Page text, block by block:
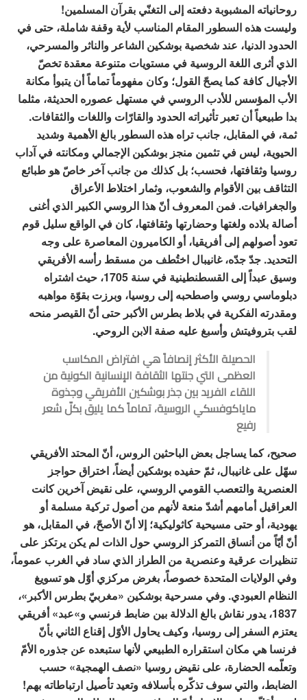
روحانياته المشبوبة دفعته إلى التغنّي بقرآن المسلمين!
وليست هذه السطور المقام المناسب لأية وقفة شاملة، حتى في
الحدود الدنيا، عند شخصية بوشكين الشاعر والناثر والمسرحي،
الذي أثرى اللغة الروسية في مستويات متنوعة معقدة تخصّ
الأجيال كافة كما يصحّ القول؛ وكان مفهوماً تماماً أن يتبوأ مكانة
الأب المؤسس للأدب الروسي في مستهل عصوره الحديثة، مثلما
بدا طبيعياً أن تعبر تأثيراته الحدود والقارّات واللغات والثقافات.
ثمة، في المقابل، جانب تراه هذه السطور بالغ الأهمية وشديد
الحيوية، ليس في تثمين منجز بوشكين الإجمالي ومكانته في آداب
روسيا وثقافتها، فحسب؛ بل كذلك من جانب آخر خاصّ هو طبائع
التثاقف بين الأقوام والشعوب، وثمار اختلاط الأعراق
والجغرافيات. فمن المعروف أنّ هذا الروسي الكبير الذي أغنى
أصالة بلاده ولغتها وحضارتها وثقافتها، كان في الواقع سليل قوم
تعود أصولهم إلى أفريقيا، أو الكاميرون المعاصرة على وجه
التحديد. جدّ جدّه، غانيبال اختُطف من مسقط رأسه الأفريقي
وسيق عبداً إلى القسطنطينية في سنة 1705، حيث اشتراه
دبلوماسي روسي واصطحبه إلى روسيا، وبرزت بقوّة مواهبه
ومقدرته الفكرية في بلاط بطرس الأكبر حتى أنّ القيصر منحه
لقب بتروفيتش وأسبغ عليه صفة الابن الروحي.
الحصيلة الأكثر إنصافاً هي افتراض المكاسب
العظمى التي جنتها الثقافة الإنسانية الكونية من
اللقاء الفريد بين جذر بوشكين الأفريقي وجذوة
ماياكوفسكي الروسية، تماماً كما يليق بكلّ شعر
رفيع
صحيح، كما يساجل بعض الباحثين الروس، أنّ المحتد الأفريقي
سهّل على غانيبال، ثمّ حفيده بوشكين أيضاً، اختراق حواجز
العنصرية والتعصب القومي الروسي، على نقيض آخرين كانت
العراقيل أمامهم أشدّ منعة لأنهم من أصول تركية مسلمة أو
يهودية، أو حتى مسيحية كاثوليكية؛ إلا أنّ الأصحّ، في المقابل، هو
أنّ أيّاً من أنساق التمركز الروسي حول الذات لم يكن يرتكز على
تنظيرات عرقية وعنصرية من الطراز الذي ساد في الغرب عموماً،
وفي الولايات المتحدة خصوصاً، بغرض مركزي أوّل هو تسويغ
النظام العبودي. وفي مسرحية بوشكين «مغربيّ بطرس الأكبر»،
1837، يدور نقاش بالغ الدلالة بين ضابط فرنسي و»عبد» أفريقي
يعتزم السفر إلى روسيا، وكيف يحاول الأوّل إقناع الثاني بأنّ
فرنسا هي مكان استقراره الطبيعي لأنها ستبعده عن جذوره الأمّ
وتعلّمه الحضارة، على نقيض روسيا «نصف الهمجية» حسب
الضابط، والتي سوف تذكّره بأسلافه وتعيد تأصيل ارتباطاته بهم!